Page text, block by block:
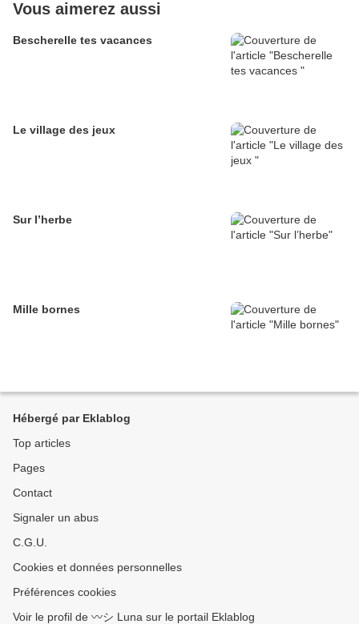
Vous aimerez aussi
Bescherelle tes vacances
Le village des jeux
Sur l’herbe
Mille bornes
Hébergé par Eklablog
Top articles
Pages
Contact
Signaler un abus
C.G.U.
Cookies et données personnelles
Préférences cookies
Voir le profil de 〰️シ Luna sur le portail Eklablog